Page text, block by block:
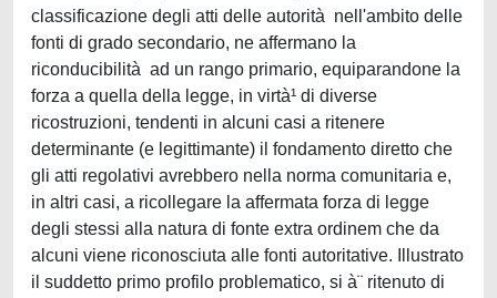
classificazione degli atti delle autorità nell'ambito delle
fonti di grado secondario, ne affermano la
riconducibilità ad un rango primario, equiparandone la
forza a quella della legge, in virtà¹ di diverse
ricostruzioni, tendenti in alcuni casi a ritenere
determinante (e legittimante) il fondamento diretto che
gli atti regolativi avrebbero nella norma comunitaria e,
in altri casi, a ricollegare la affermata forza di legge
degli stessi alla natura di fonte extra ordinem che da
alcuni viene riconosciuta alle fonti autoritative. Illustrato
il suddetto primo profilo problematico, si à¨ ritenuto di